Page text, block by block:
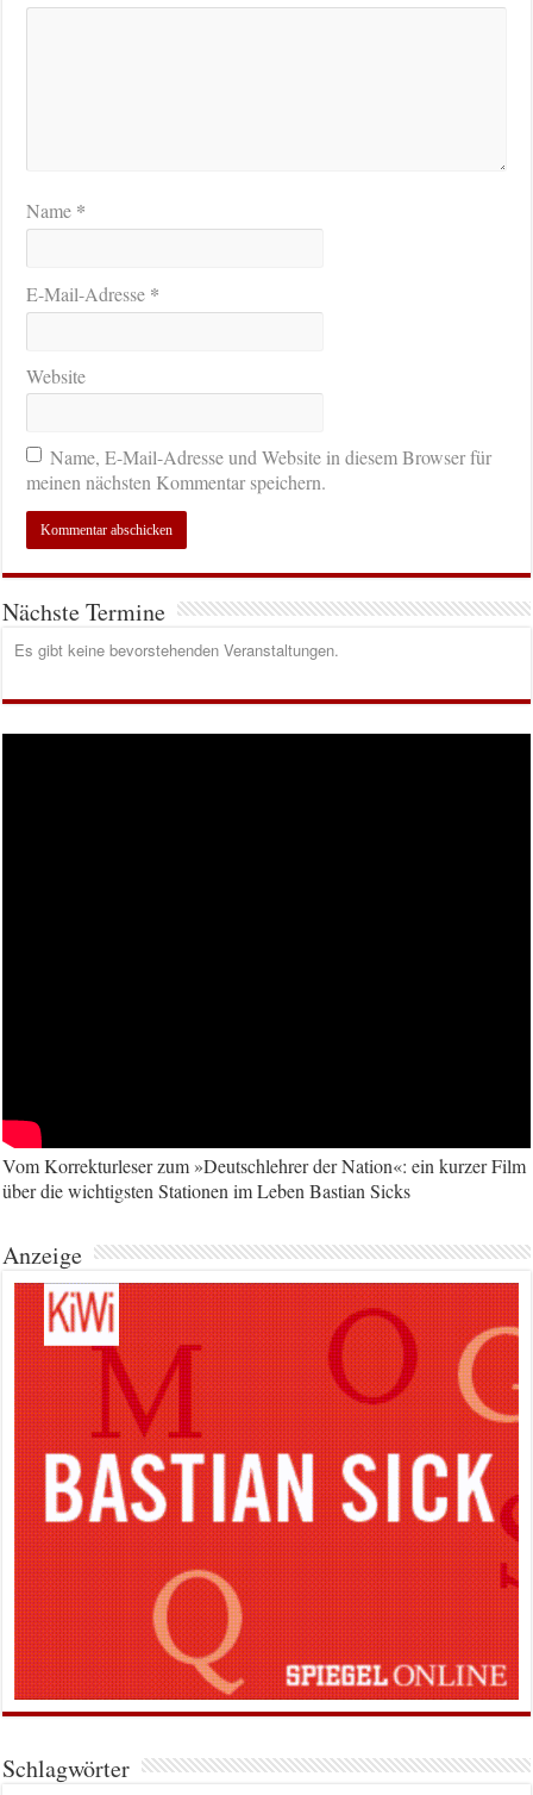
Name *
E-Mail-Adresse *
Website
Name, E-Mail-Adresse und Website in diesem Browser für
meinen nächsten Kommentar speichern.
Nächste Termine
Es gibt keine bevorstehenden Veranstaltungen.
Vom Korrekturleser zum »Deutschlehrer der Nation«: ein kurzer Film
über die wichtigsten Stationen im Leben Bastian Sicks
Anzeige
Schlagwörter